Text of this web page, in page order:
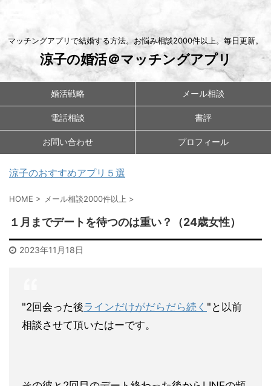
マッチングアプリで結婚する方法。お悩み相談2000件以上。毎日更新。
涼子の婚活＠マッチングアプリ
婚活戦略 メール相談
電話相談 書評
お問い合わせ プロフィール
涼子のおすすめアプリ５選
HOME > メール相談2000件以上 >
１月までデートを待つのは重い？（24歳女性）
2023年11月18日
"2回会った後ラインだけがだらだら続く "と以前
相談させて頂いたはーです。